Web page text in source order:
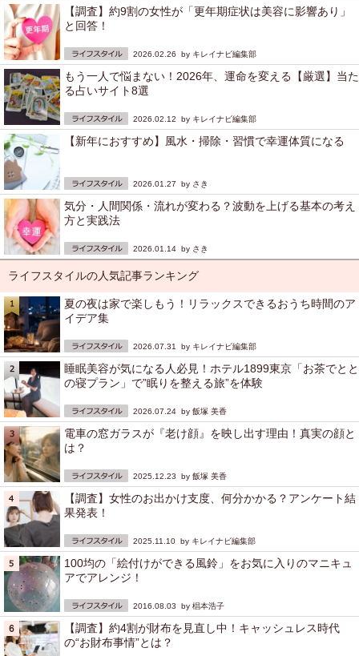
【調査】約9割の女性が「更年期症状は美容に影響あり」
と回答！
2026.02.26 by キレイナビ編集部
もう一人で悩まない！2026年、運命を変える【厳選】当た
る占いサイト8選
2026.02.12 by キレイナビ編集部
【新年におすすめ】風水・掃除・習慣で幸運体質になる
2026.01.27 by さき
気分・人間関係・流れが変わる？波動を上げる基本の考え
方と実践法
2026.01.14 by さき
ライフスタイルの人気記事ランキング
夏の夜は家で楽しもう！リラックスできるおうち時間のア
イデア集
2026.07.31 by キレイナビ編集部
睡眠美容が気になる人必見！ホテル1899東京「お茶でとと
の寝プラン」で”眠りを整える旅”を体験
2026.07.24 by 飯塚 美香
電車の窓ガラスが『老け顔』を映し出す理由！真実の顔と
は？
2025.12.23 by 飯塚 美香
【調査】女性のお出かけ支度、何分かかる？アンケート結
果発表！
2025.11.10 by キレイナビ編集部
100均の「絵付けができる風鈴」をお気に入りのマニキュ
アでアレンジ！
2016.08.03 by 椙本浩子
【調査】約4割が財布を見直し中！キャッシュレス時代
の“お財布事情”とは？